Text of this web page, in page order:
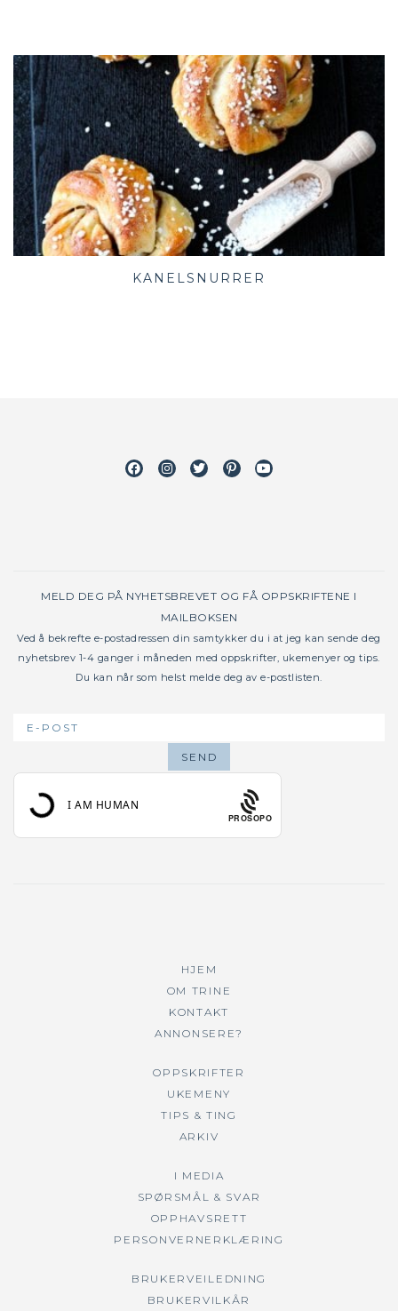
KANELSNURRER
FacebookInstagram
TwitterPinterestYoutube
MELD DEG PÅ NYHETSBREVET OG FÅ OPPSKRIFTENE I
MAILBOKSEN
Ved å bekrefte e-postadressen din samtykker du i at jeg kan sende deg
nyhetsbrev 1-4 ganger i måneden med oppskrifter, ukemenyer og tips.
Du kan når som helst melde deg av e-postlisten.
PROSOPO
HJEM
OM TRINE
KONTAKT
ANNONSERE?
OPPSKRIFTER
UKEMENY
TIPS & TING
ARKIV
I MEDIA
SPØRSMÅL & SVAR
OPPHAVSRETT
PERSONVERNERKLÆRING
BRUKERVEILEDNING
BRUKERVILKÅR